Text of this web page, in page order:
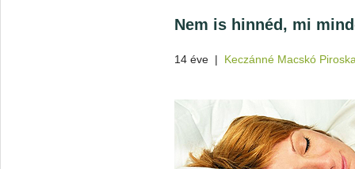
Nem is hinnéd, mi
14 éve | Keczánné Macskó